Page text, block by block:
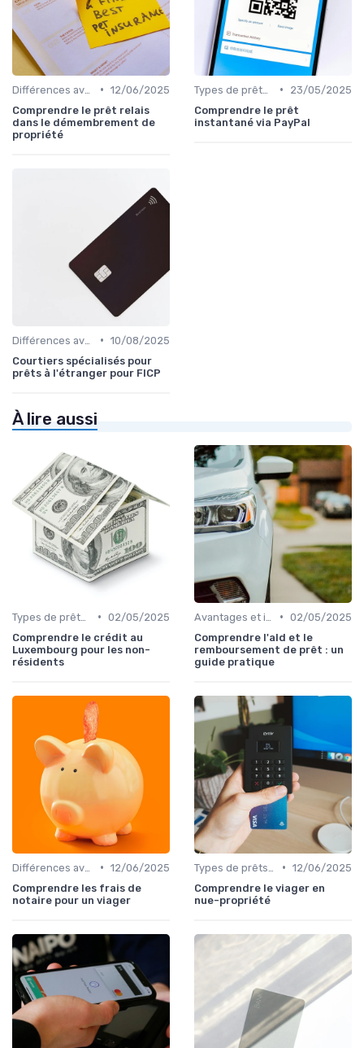
• 12/06/2025
Comprendre le prêt relais
dans le démembrement de
propriété
•
23/05/2025
Comprendre le prêt
instantané via PayPal
• 10/08/2025
Courtiers spécialisés pour
prêts à l'étranger pour FICP
À lire aussi
• 02/05/2025
Comprendre le crédit au
Luxembourg pour les non-
résidents
• 02/05/2025
Comprendre l'ald et le
remboursement de prêt : un
guide pratique
• 12/06/2025
Comprendre les frais de
notaire pour un viager
• 12/06/2025
Comprendre le viager en
nue-propriété